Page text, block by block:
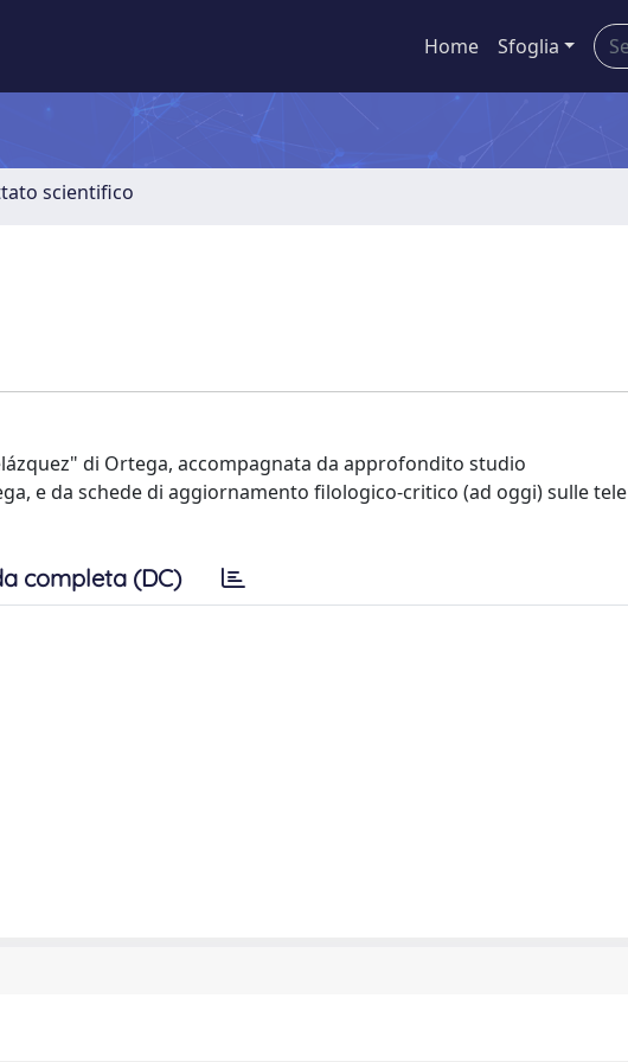
Home Sfoglia
scientifico
di Ortega, accompagnata da approfondito studio
e da schede di aggiornamento filologico-critico (ad oggi) sulle tele
completa (DC)